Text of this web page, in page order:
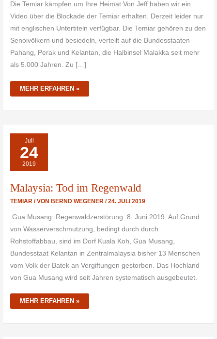
Die Temiar kämpfen um Ihre Heimat Von Jeff haben wir ein
Video über die Blockade der Temiar erhalten. Derzeit leider nur
mit englischen Untertiteln verfügbar. Die Temiar gehören zu den
Senoivölkern und besiedeln, verteilt auf die Bundesstaaten
Pahang, Perak und Kelantan, die Halbinsel Malakka seit mehr
als 5.000 Jahren. Zu […]
MEHR ERFAHREN »
Juli
24
2019
Malaysia: Tod im Regenwald
TEMIAR / VONBERND WEGENER/24. JULI 2019
Gua Musang: Regenwaldzerstörung 8. Juni 2019: Auf Grund
von Wasserverschmutzung, bedingt durch durch
Rohstoffabbau, sind im Dorf Kuala Koh, Gua Musang,
Bundesstaat Kelantan in Zentralmalaysia bisher 13 Menschen
vom Volk der Batek an Vergiftungen gestorben. Das Hochland
von Gua Musang wird seit Jahren systematisch ausgebeutet.
MALAYSIA:
TOD
IM
REGENWALD
MEHR ERFAHREN »